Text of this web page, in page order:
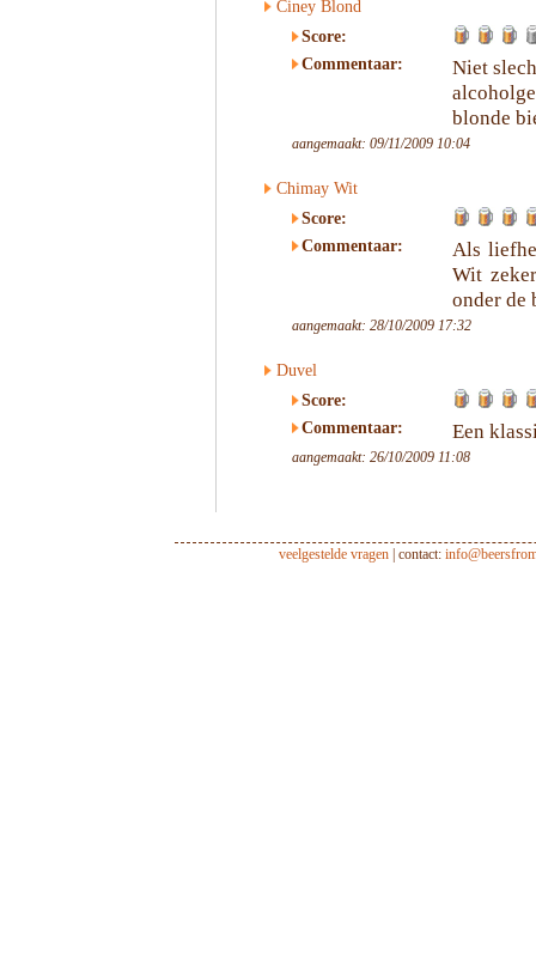
Ciney Blond
Score:
Commentaar:
Niet
blonde
aangemaakt: 09/11/2009 10:04
Chimay Wit
Score:
Commentaar:
Als
Wit
onder de
aangemaakt: 28/10/2009 17:32
Duvel
Score:
Commentaar:
Een
aangemaakt: 26/10/2009 11:08
veelgestelde vragen | contact: